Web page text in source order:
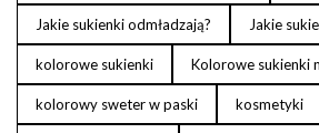
Jakie sukienki odmładzają? Jakie
kolorowe sukienki Kolorowe sukienki
kolorowy sweter w paski kosmetyki